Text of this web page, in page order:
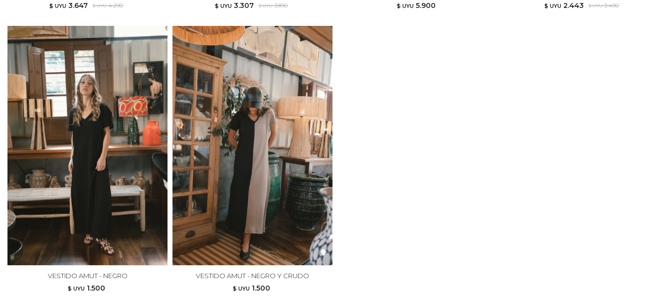
$ UYU 3.647 $ UYU 4.290 $ UYU 3.307 $ UYU 3.890 $ UYU 5.900 $ UYU 2.443 $ UYU 3.490
VESTIDO AMUT - NEGRO
$ UYU 1.500
VESTIDO AMUT - NEGRO Y CRUDO
$ UYU 1.500